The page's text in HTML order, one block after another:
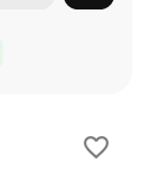
favorite_border